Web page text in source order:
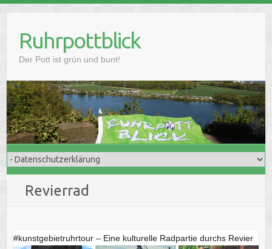
contentRuhrpottblick
Der Pott ist grün und bunt!
Revierrad
#kunstgebietruhrtour – Eine kulturelle Radpartie durchs Revier